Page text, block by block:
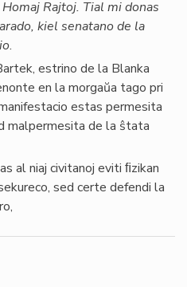
Rajtoj. Tial mi donas
kiel senatano de la
.
estrino de la Blanka
en la morgaŭa tago pri
estas permesita
malpermesita de la ŝtata
al niaj civitanoj eviti ﬁzikan
sed certe defendi la